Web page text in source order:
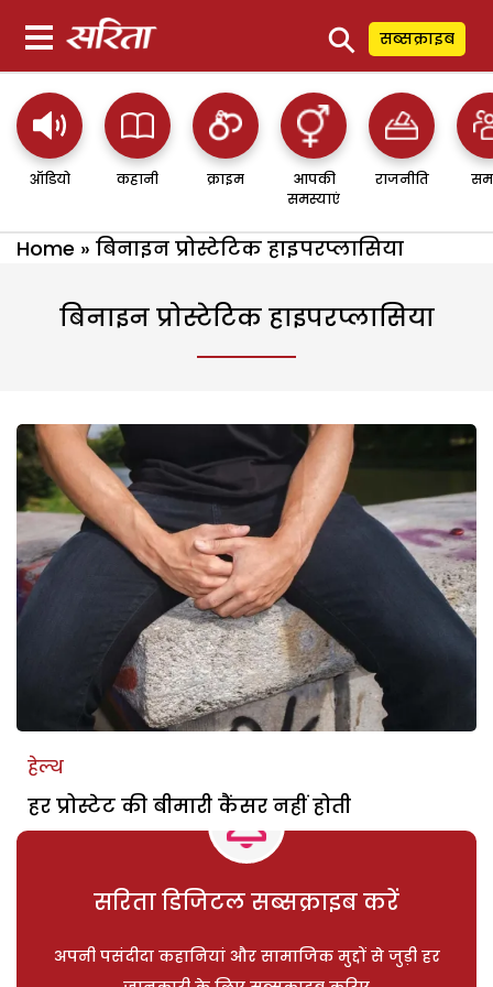
⚲ सब्सक्राइब
ऑडियो कहानी क्राइम
आपकी
समस्याएं
राजनीति
Home » बिनाइन प्रोस्टेटिक हाइपरप्लासिया
बिनाइन प्रोस्टेटिक हाइपरप्लासिया
हेल्थ
हर प्रोस्टेट की बीमारी कैंसर नहीं होती
सरिता डिजिटल सब्सक्राइब करें
अपनी पसंदीदा कहानियां और सामाजिक मुद्दों से जुड़ी हर